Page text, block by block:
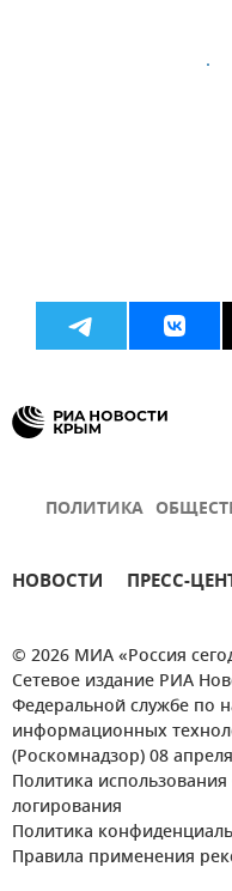
ПОЛИТИКА
НОВОСТИ ПРЕСС-
© 2026 МИА «Россия
Сетевое издание РИА
Федеральной службе по
информационных
(Роскомнадзор) 08
Политика
логирования
Политика
Правила применения